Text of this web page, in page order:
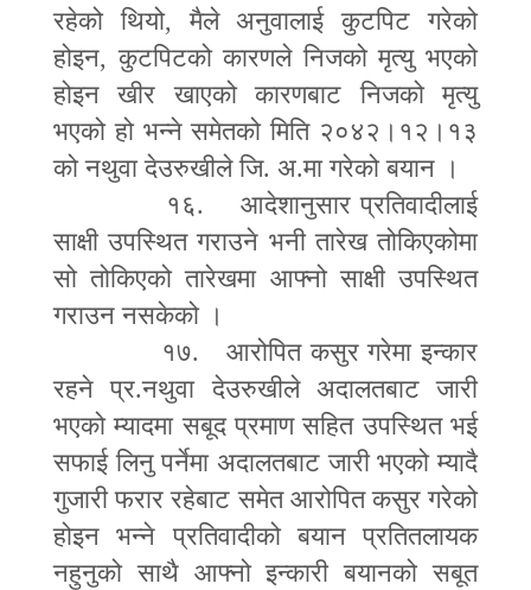
रहेको थियो,मैले अनुवालाई कुटपिट गरेको
होइन,कुटपिटको कारणले निजको मृत्यु भएको
होइन खीर खाएको कारणबाट निजको मृत्यु
भएको हो भन्ने समेतको मिति २०४२।१२।१३
को नथुवा देउरुखीले जि. अ.मा गरेको बयान ।
१६. आदेशानुसार प्रतिवादीलाई
साक्षी उपस्थित गराउने भनी तारेख तोकिएकोमा
सो तोकिएको तारेखमा आफ्नो साक्षी उपस्थित
गराउन नसकेको ।
१७. आरोपित कसुर गरेमा इन्कार
रहने प्र.नथुवा देउरुखीले अदालतबाट जारी
भएको म्यादमा सबूद प्रमाण सहित उपस्थित भई
सफाई लिनु पर्नेमा अदालतबाट जारी भएको म्यादै
गुजारी फरार रहेबाट समेत आरोपित कसुर गरेको
होइन भन्ने प्रतिवादीको बयान प्रतितलायक
नहुनुको साथै आफ्नो इन्कारी बयानको सबूत